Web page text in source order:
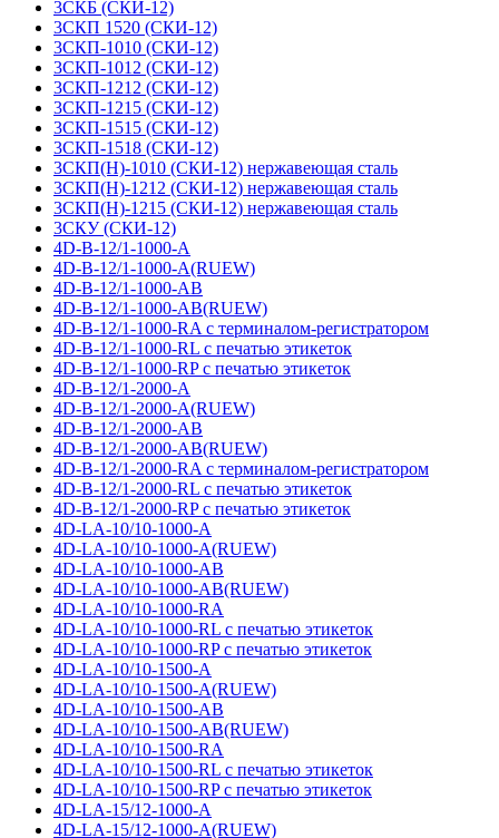
3СКБ (СКИ-12)
3СКП 1520 (СКИ-12)
3СКП-1010 (СКИ-12)
3СКП-1012 (СКИ-12)
3СКП-1212 (СКИ-12)
3СКП-1215 (СКИ-12)
3СКП-1515 (СКИ-12)
3СКП-1518 (СКИ-12)
3СКП(Н)-1010 (СКИ-12) нержавеющая сталь
3СКП(Н)-1212 (СКИ-12) нержавеющая сталь
3СКП(Н)-1215 (СКИ-12) нержавеющая сталь
3СКУ (СКИ-12)
4D-B-12/1-1000-A
4D-B-12/1-1000-A(RUEW)
4D-B-12/1-1000-AB
4D-B-12/1-1000-AB(RUEW)
4D-B-12/1-1000-RA с терминалом-регистратором
4D-B-12/1-1000-RL с печатью этикеток
4D-B-12/1-1000-RP с печатью этикеток
4D-B-12/1-2000-A
4D-B-12/1-2000-A(RUEW)
4D-B-12/1-2000-AB
4D-B-12/1-2000-AB(RUEW)
4D-B-12/1-2000-RA с терминалом-регистратором
4D-B-12/1-2000-RL с печатью этикеток
4D-B-12/1-2000-RP с печатью этикеток
4D-LA-10/10-1000-A
4D-LA-10/10-1000-A(RUEW)
4D-LA-10/10-1000-AB
4D-LA-10/10-1000-AB(RUEW)
4D-LA-10/10-1000-RA
4D-LA-10/10-1000-RL с печатью этикеток
4D-LA-10/10-1000-RP с печатью этикеток
4D-LA-10/10-1500-A
4D-LA-10/10-1500-A(RUEW)
4D-LA-10/10-1500-AB
4D-LA-10/10-1500-AB(RUEW)
4D-LA-10/10-1500-RA
4D-LA-10/10-1500-RL с печатью этикеток
4D-LA-10/10-1500-RP с печатью этикеток
4D-LA-15/12-1000-A
4D-LA-15/12-1000-A(RUEW)